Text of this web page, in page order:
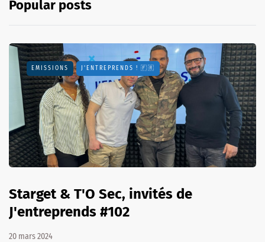
Popular posts
EMISSIONS J'ENTREPRENDS ! 🇫🇷
Starget & T'O Sec, invités de
J'entreprends #102
20 mars 2024